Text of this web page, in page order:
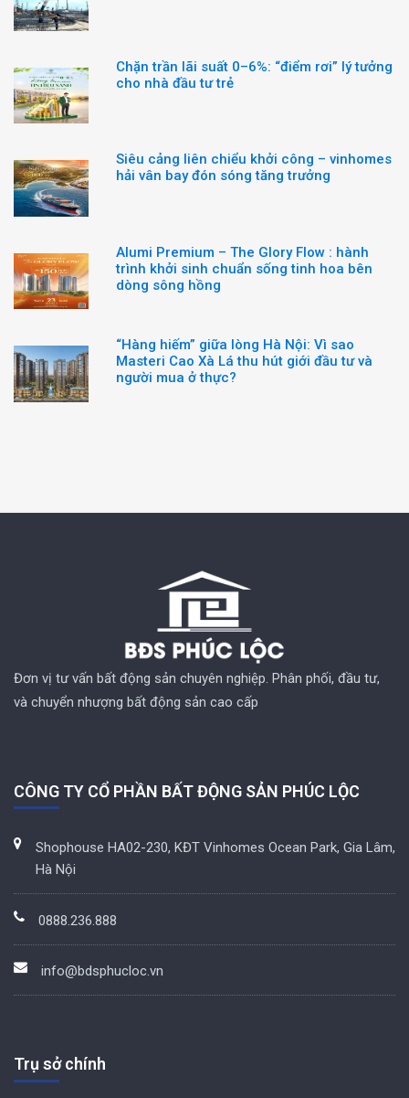
Chặn trần lãi suất 0–6%: “điểm rơi” lý tưởng
cho nhà đầu tư trẻ
Siêu cảng liên chiểu khởi công – vinhomes
hải vân bay đón sóng tăng trưởng
Alumi Premium – The Glory Flow : hành
trình khởi sinh chuẩn sống tinh hoa bên
dòng sông hồng
“Hàng hiếm” giữa lòng Hà Nội: Vì sao
Masteri Cao Xà Lá thu hút giới đầu tư và
người mua ở thực?
Đơn vị tư vấn bất động sản chuyên nghiệp. Phân phối, đầu tư,
và chuyển nhượng bất động sản cao cấp
CÔNG TY CỔ PHẦN BẤT ĐỘNG SẢN PHÚC LỘC
Shophouse HA02-230, KĐT Vinhomes Ocean Park, Gia Lâm,
Hà Nội
0888.236.888
info@bdsphucloc.vn
Trụ sở chính